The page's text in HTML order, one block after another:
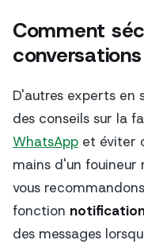
Comment
D'autres experts
des conseils sur la
WhatsApp et éviter
mains d'un fouineur
vous
fonction
des messages